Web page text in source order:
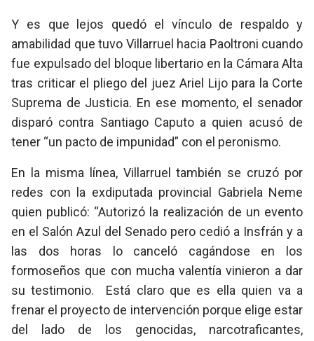
Y es que lejos quedó el vínculo de respaldo y
amabilidad que tuvo Villarruel hacia Paoltroni cuando
fue expulsado del bloque libertario en la Cámara Alta
tras criticar el pliego del juez Ariel Lijo para la Corte
Suprema de Justicia. En ese momento, el senador
disparó contra Santiago Caputo a quien acusó de
tener “un pacto de impunidad” con el peronismo.
En la misma línea, Villarruel también se cruzó por
redes con la exdiputada provincial Gabriela Neme
quien publicó: “Autorizó la realización de un evento
en el Salón Azul del Senado pero cedió a Insfrán y a
las dos horas lo canceló cagándose en los
formoseños que con mucha valentía vinieron a dar
su testimonio. Está claro que es ella quien va a
frenar el proyecto de intervención porque elige estar
del lado de los genocidas, narcotraficantes,